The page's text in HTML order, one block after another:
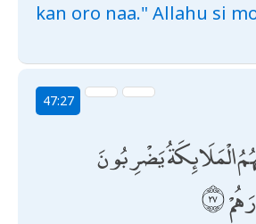
kan oro naa." Allahu si
47:27
الْمَلَائِكَةُ يَضْرِبُونَ